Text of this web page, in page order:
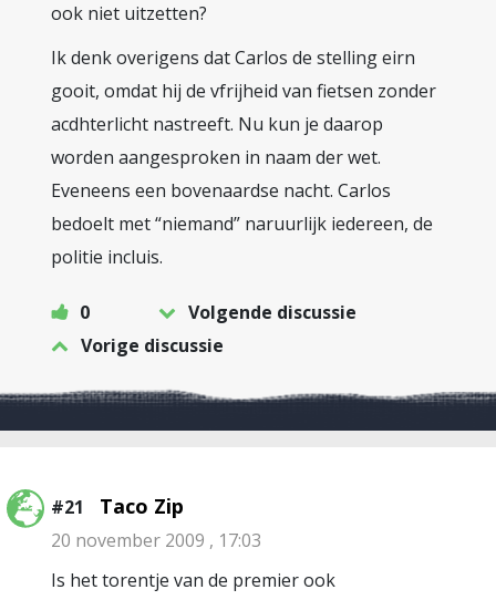
ook niet uitzetten?
Ik denk overigens dat Carlos de stelling eirn
gooit, omdat hij de vfrijheid van fietsen zonder
acdhterlicht nastreeft. Nu kun je daarop
worden aangesproken in naam der wet.
Eveneens een bovenaardse nacht. Carlos
bedoelt met “niemand” naruurlijk iedereen, de
politie incluis.
0
Volgende discussie
Vorige discussie
#21 Taco Zip
20 november 2009 , 17:03
Is het torentje van de premier ook